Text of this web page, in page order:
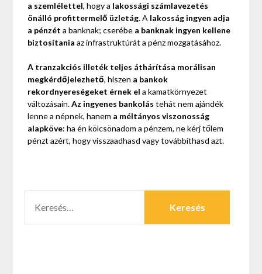
a szemlélettel, hogy a lakossági számlavezetés
önálló profittermelő üzletág. A lakosság ingyen adja
a pénzét a banknak; cserébe a banknak ingyen kellene
biztosítania az infrastruktúrát a pénz mozgatásához.
A tranzakciós illeték teljes áthárítása morálisan
megkérdőjelezhető, hiszen a bankok
rekordnyereségeket érnek el a kamatkörnyezet
változásain.Az ingyenes bankolás tehát nem ajándék
lenne a népnek, hanem a méltányos viszonosság
alapköve: ha én kölcsönadom a pénzem, ne kérj tőlem
pénzt azért, hogy visszaadhasd vagy továbbíthasd azt.